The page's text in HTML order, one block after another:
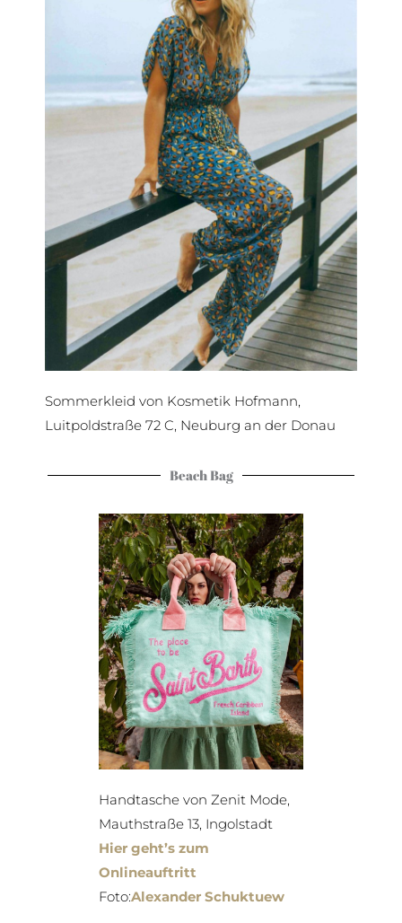
Sommerkleid von Kosmetik Hofmann,
Luitpoldstraße 72 C, Neuburg an der Donau
Beach Bag
Handtasche von Zenit Mode,
Mauthstraße 13, Ingolstadt
Hier geht’s zum
Onlineauftritt
Foto:Alexander Schuktuew